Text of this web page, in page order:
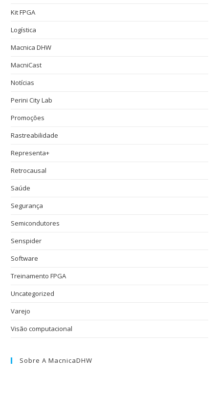
Kit FPGA
Logística
Macnica DHW
MacniCast
Notícias
Perini City Lab
Promoções
Rastreabilidade
Representa+
Retrocausal
Saúde
Segurança
Semicondutores
Senspider
Software
Treinamento FPGA
Uncategorized
Varejo
Visão computacional
Sobre A MacnicaDHW